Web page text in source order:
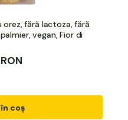
fără lactoza, fără
vegan, Fior di
coș